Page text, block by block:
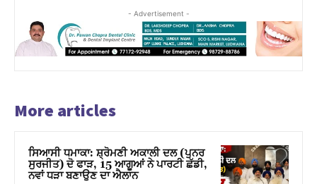
- Advertisement -
More articles
ਸਿਆਸੀ ਧਮਾਕਾ: ਸ਼੍ਰੋਮਣੀ ਅਕਾਲੀ ਦਲ (ਪੁਨਰ
ਸੁਰਜੀਤ) ਦੋ ਫਾੜ, 15 ਆਗੂਆਂ ਨੇ ਪਾਰਟੀ ਛੱਡੀ,
ਨਵਾਂ ਧੜਾ ਬਣਾਉਣ ਦਾ ਐਲਾਨ